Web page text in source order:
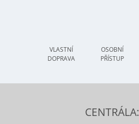
VLASTNÍ
DOPRAVA
OSOBNÍ
PŘÍSTUP
CENTRÁLA: